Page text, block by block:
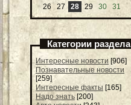
26
27 28 29 30 31
Категории раздела
Интересные новости [906]
Познавательные новости
[259]
Интересные факты [165]
Надо знать [200]